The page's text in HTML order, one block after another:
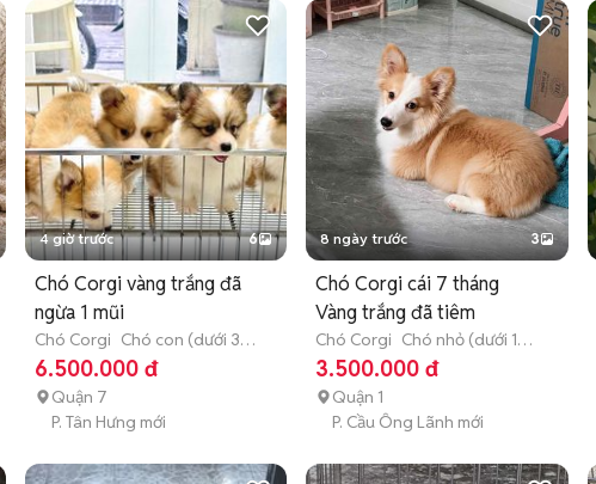
4 giờ trước 6
Chó Corgi vàng trắng đã
ngừa 1 mũi
Chó Corgi Chó con (dưới 3
tháng tuổi)
6.500.000 đ
Quận 7
P. Tân Hưng mới
8 ngày trước 3
Chó Corgi cái 7 tháng
Vàng trắng đã tiêm
Chó Corgi Chó nhỏ (dưới 1
năm tuổi)
3.500.000 đ
Quận 1
P. Cầu Ông Lãnh mới